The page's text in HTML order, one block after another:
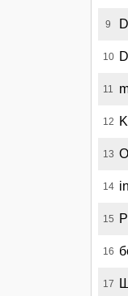
9
10
11
12
13
14
15
16
17